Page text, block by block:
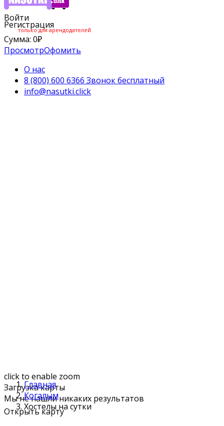
Войти
Регистрация
только для арендодателей
Сумма: 0₽
ПросмотрОфомить
О нас
8 (800) 600 6366 Звонок бесплатный
info@nasutki.click
click to enable zoom
Загрузка карты
Мы не нашли никаких результатов
Открыть карту
Главная
Когалым
Хостелы на сутки